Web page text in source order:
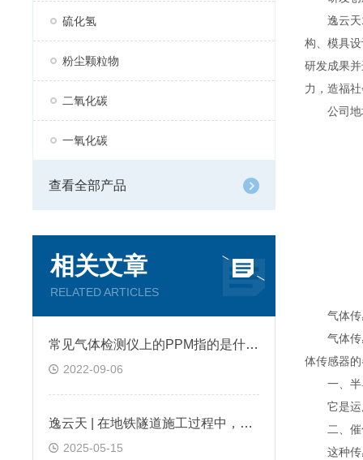
硫化氢
粉尘颗粒物
二氧化碳
一氧化碳
查看全部产品
相关文章
RELATED ARTICLES
常见气体检测仪上的PPM指的是什么?
2022-09-06
逸云天 | 在地铁隧道施工过程中，便携式气体检测仪是如何预警缺氧环境的？
2025-05-15
逸云天13
构、模具
研发成果
力，造福
公司地址
气体传感
气体传感
体传感器
一、半
它是运用
二、催
这种传感